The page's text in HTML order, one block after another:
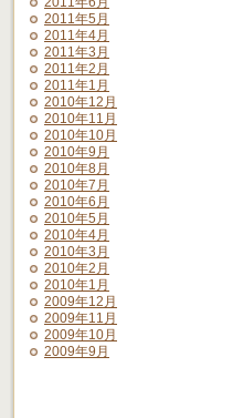
2011年5月
2011年4月
2011年3月
2011年2月
2011年1月
2010年12月
2010年11月
2010年10月
2010年9月
2010年8月
2010年7月
2010年6月
2010年5月
2010年4月
2010年3月
2010年2月
2010年1月
2009年12月
2009年11月
2009年10月
2009年9月